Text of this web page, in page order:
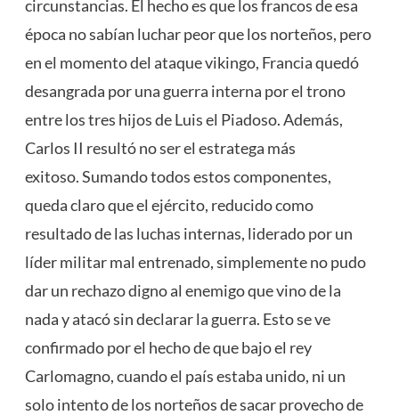
circunstancias. El hecho es que los francos de esa
época no sabían luchar peor que los norteños, pero
en el momento del ataque vikingo, Francia quedó
desangrada por una guerra interna por el trono
entre los tres hijos de Luis el Piadoso. Además,
Carlos II resultó no ser el estratega más
exitoso. Sumando todos estos componentes,
queda claro que el ejército, reducido como
resultado de las luchas internas, liderado por un
líder militar mal entrenado, simplemente no pudo
dar un rechazo digno al enemigo que vino de la
nada y atacó sin declarar la guerra. Esto se ve
confirmado por el hecho de que bajo el rey
Carlomagno, cuando el país estaba unido, ni un
solo intento de los norteños de sacar provecho de